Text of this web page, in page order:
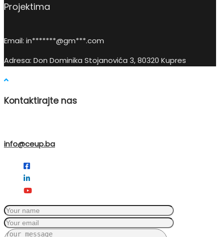
Projektima
Email: in*******@gm***.com
Adresa: Don Dominika Stojanovića 3, 80320 Kupres
Kontaktirajte nas
info@ceup.ba